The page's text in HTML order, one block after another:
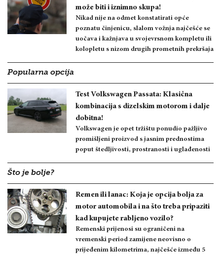
može biti i iznimno skupa!
Nikad nije na odmet konstatirati opće
poznatu činjenicu, slalom vožnja najčešće se
uočava i kažnjava u svojevrsnom kompletu ili
kolopletu s nizom drugih prometnih prekršaja
Popularna opcija
Test Volkswagen Passata: Klasična
kombinacija s dizelskim motorom i dalje
dobitna!
Volkswagen je opet tržištu ponudio pažljivo
promišljeni proizvod s jasnim prednostima
poput štedljivosti, prostranosti i uglađenosti
Što je bolje?
Remen ili lanac: Koja je opcija bolja za
motor automobila i na što treba pripaziti
kad kupujete rabljeno vozilo?
Remenski prijenosi su ograničeni na
vremenski period zamijene neovisno o
prijeđenim kilometrima, najčešće između 5